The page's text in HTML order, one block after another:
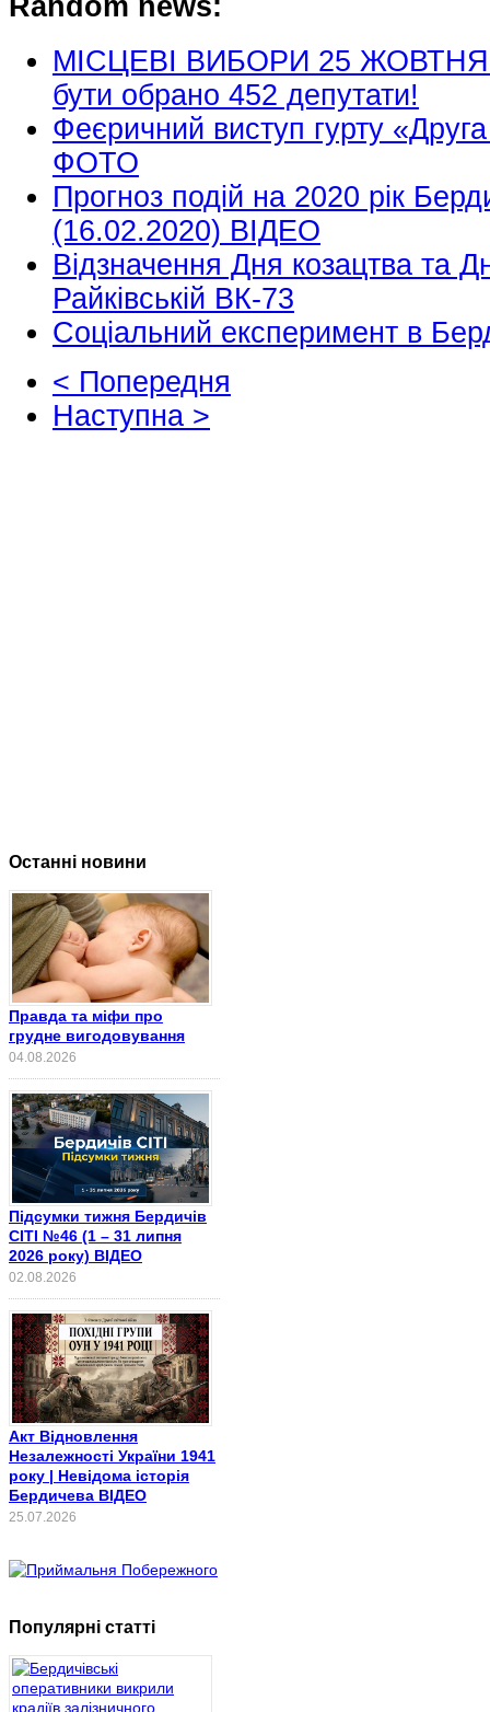
Random news:
МІСЦЕВІ ВИБОРИ 25 ЖОВТНЯ
бути обрано 452 депутати!
Феєричний виступ гурту
ФОТО
Прогноз подій на 2020 рік
(16.02.2020) ВІДЕО
Відзначення Дня козацтва та
Райківській ВК-73
Соціальний експеримент в
< Попередня
Наступна >
Останні новини
Правда та міфи про
грудне вигодовування
04.08.2026
Підсумки тижня Бердичів
СІТІ №46 (1 – 31 липня
2026 року) ВІДЕО
02.08.2026
Акт Відновлення
Незалежності України 1941
року | Невідома історія
Бердичева ВІДЕО
25.07.2026
Популярні статті